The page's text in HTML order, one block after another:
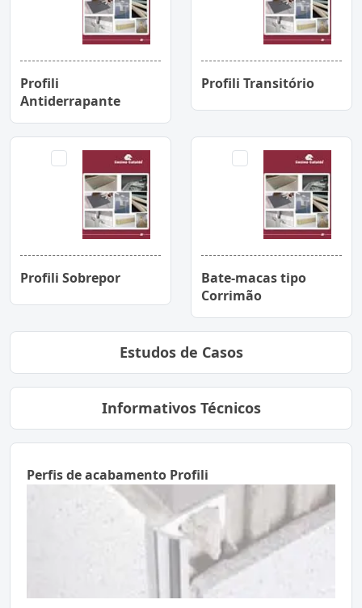
Profili
Antiderrapante
Profili Transitório
Profili Sobrepor
Bate-macas tipo
Corrimão
Estudos de Casos
Informativos Técnicos
Perfis de acabamento Profili